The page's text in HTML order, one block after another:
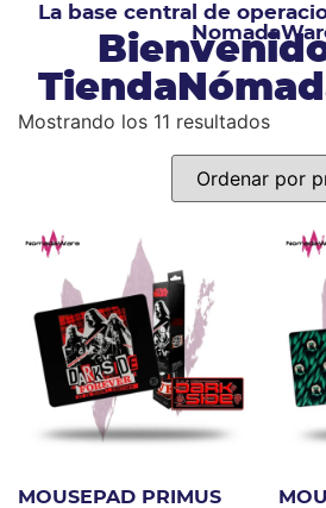
La base central de
Mostrando los 11 resultados
MOUSEPAD PRIMUS